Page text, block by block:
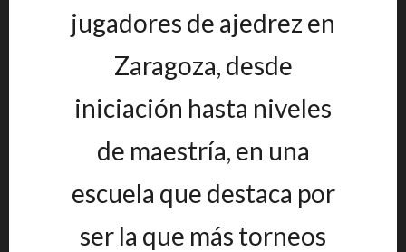
jugadores de ajedrez en
Zaragoza, desde
iniciación hasta niveles
de maestría, en una
escuela que destaca por
ser la que más torneos